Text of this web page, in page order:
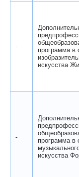
-
программа в
искусства
-
программа в
искусства